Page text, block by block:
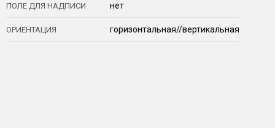
ПОЛЕ ДЛЯ НАДПИСИ нет
ОРИЕНТАЦИЯ горизонтальная//вертикальная